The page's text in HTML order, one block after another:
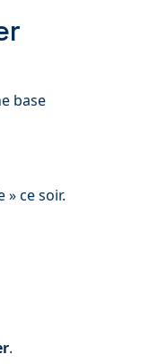
base
ce soir.
.